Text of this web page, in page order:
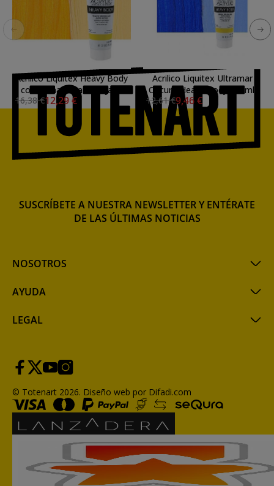
Acrílico Liquitex Heavy Body
color amarillo anaranjado
Azo (59 ml)
16,38 €12,29 €
Acrilico Liquitex Ultramar
Oscuro Heavy Body, 59 ml.
12,61 €9,46 €
NOSOTROS
AYUDA
LEGAL
SUSCRÍBETE A NUESTRA NEWSLETTER Y ENTÉRATE
DE LAS ÚLTIMAS NOTICIAS
© Totenart 2026. Diseño web por Difadi.com